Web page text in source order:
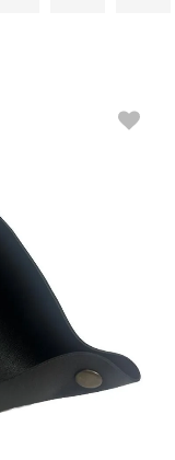
ACCESSORY TRAY